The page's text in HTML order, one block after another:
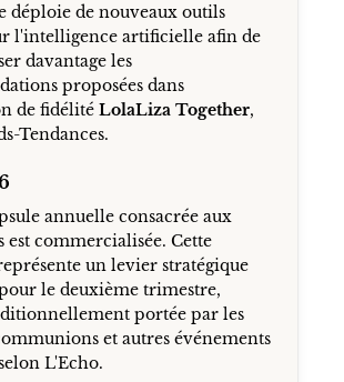
déploie de nouveaux outils
l'intelligence artificielle afin de
davantage les
proposées dans
de fidélité LolaLiza Together,
Tendances.
annuelle consacrée aux
est commercialisée. Cette
un levier stratégique
le deuxième trimestre,
portée par les
et autres événements
L'Echo.